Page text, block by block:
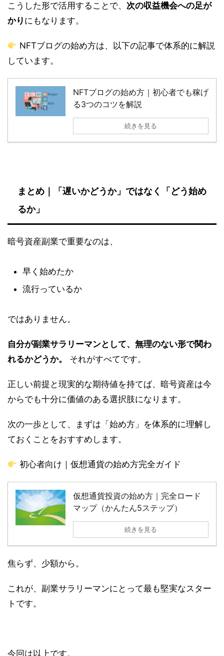
こうした形で活用することで、 次の収益機会への足が
かり にもなります。
NFTブログの始め方は、以下の記事で体系的に解説
しています。
NFTブログの始め方｜初心者でも稼げ
る3つのコツを解説
続きを見る
まとめ｜「遅いかどうか」ではなく「どう始め
るか」
暗号資産副業で重要なのは、
早く始めたか
流行っているか
ではありません。
自分が副業サラリーマンとして、無理のない形で関わ
れるかどうか。
それがすべてです。
正しい前提と現実的な期待値を持てば、暗号資産は今
からでも十分に価値のある選択肢になります。
次の一歩として、まずは「始め方」を体系的に理解し
ておくことをおすすめします。
初心者向け｜仮想通貨の始め方完全ガイド
仮想通貨投資の始め方｜完全ロード
マップ（かんたん5ステップ）
続きを見る
焦らず、少額から。
これが、副業サラリーマンにとって最も堅実なスター
トです。
今回は以上です。